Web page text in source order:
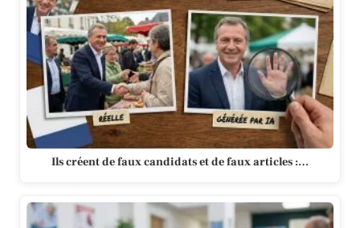
Ils créent de faux candidats et de faux articles :…